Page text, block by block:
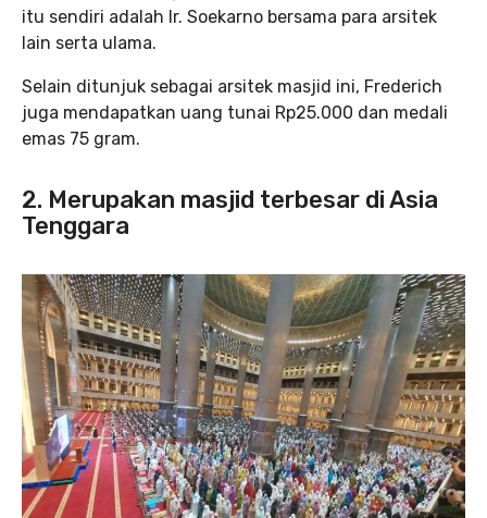
itu sendiri adalah Ir. Soekarno bersama para arsitek
lain serta ulama.
Selain ditunjuk sebagai arsitek masjid ini, Frederich
juga mendapatkan uang tunai Rp25.000 dan medali
emas 75 gram.
2. Merupakan masjid terbesar di Asia
Tenggara